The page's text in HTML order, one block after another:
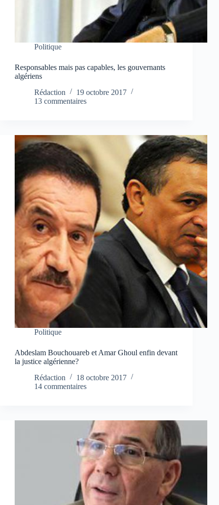
Politique
Responsables mais pas capables, les gouvernants
algériens
Rédaction
19 octobre 2017
13 commentaires
Politique
Abdeslam Bouchouareb et Amar Ghoul enfin devant
la justice algérienne?
Rédaction
18 octobre 2017
14 commentaires